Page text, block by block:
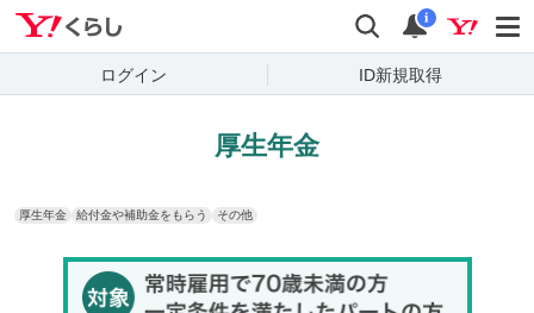
検索 通知
i
ログイン ID新規取得
厚生年金
厚生年金 給付金や補助金をもらう その他